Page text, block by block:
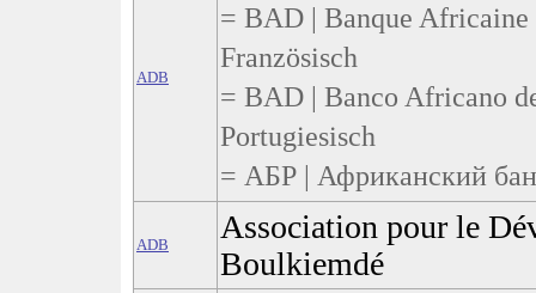
ADB
= BAD | Banque
Französisch
= BAD | Banco Africano
Portugiesisch
= АБР | Африканский
ADB
Association pour le
Boulkiemdé